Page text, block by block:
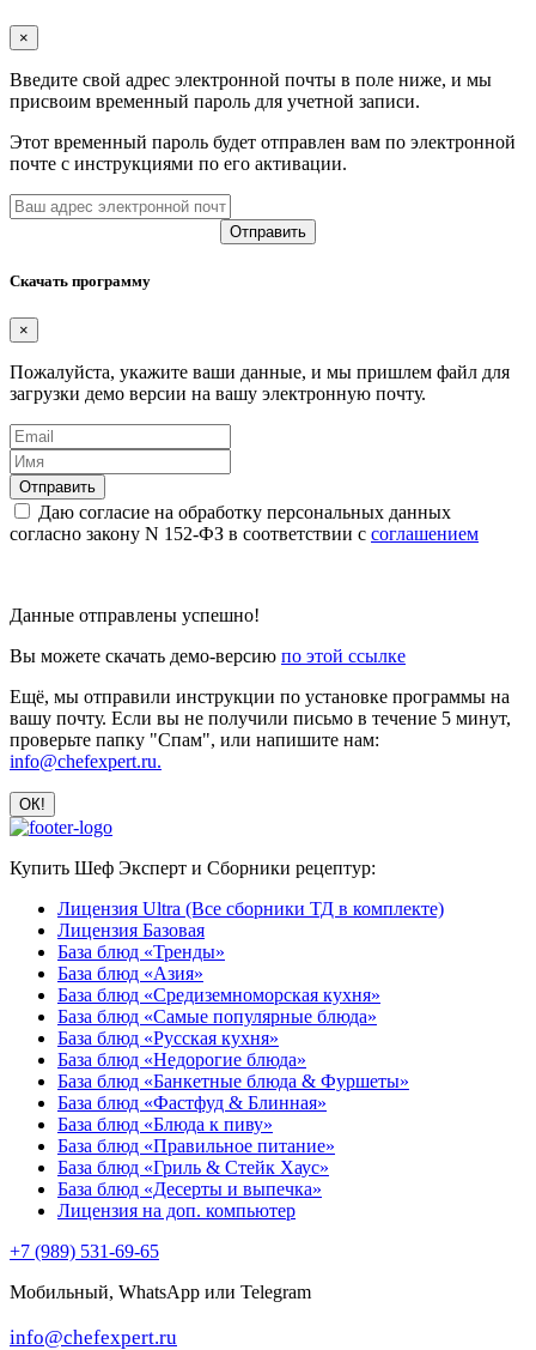
×
Введите свой адрес электронной почты в поле ниже, и мы
присвоим временный пароль для учетной записи.
Этот временный пароль будет отправлен вам по электронной
почте с инструкциями по его активации.
Скачать программу
×
Пожалуйста, укажите ваши данные, и мы пришлем файл для
загрузки демо версии на вашу электронную почту.
Даю согласие на обработку персональных данных
согласно закону N 152-ФЗ в соответствии с соглашением
Данные отправлены успешно!
Вы можете скачать демо-версию по этой ссылке
Ещё, мы отправили инструкции по установке программы на
вашу почту. Если вы не получили письмо в течение 5 минут,
проверьте папку "Спам", или напишите нам:
info@chefexpert.ru.
Купить Шеф Эксперт и Сборники рецептур:
Лицензия Ultra (Все сборники ТД в комплекте)
Лицензия Базовая
База блюд «Тренды»
База блюд «Азия»
База блюд «Средиземноморская кухня»
База блюд «Самые популярные блюда»
База блюд «Русская кухня»
База блюд «Недорогие блюда»
База блюд «Банкетные блюда & Фуршеты»
База блюд «Фастфуд & Блинная»
База блюд «Блюда к пиву»
База блюд «Правильное питание»
База блюд «Гриль & Стейк Хаус»
База блюд «Десерты и выпечка»
Лицензия на доп. компьютер
+7 (989) 531-69-65
Мобильный, WhatsApp или Telegram
info@chefexpert.ru